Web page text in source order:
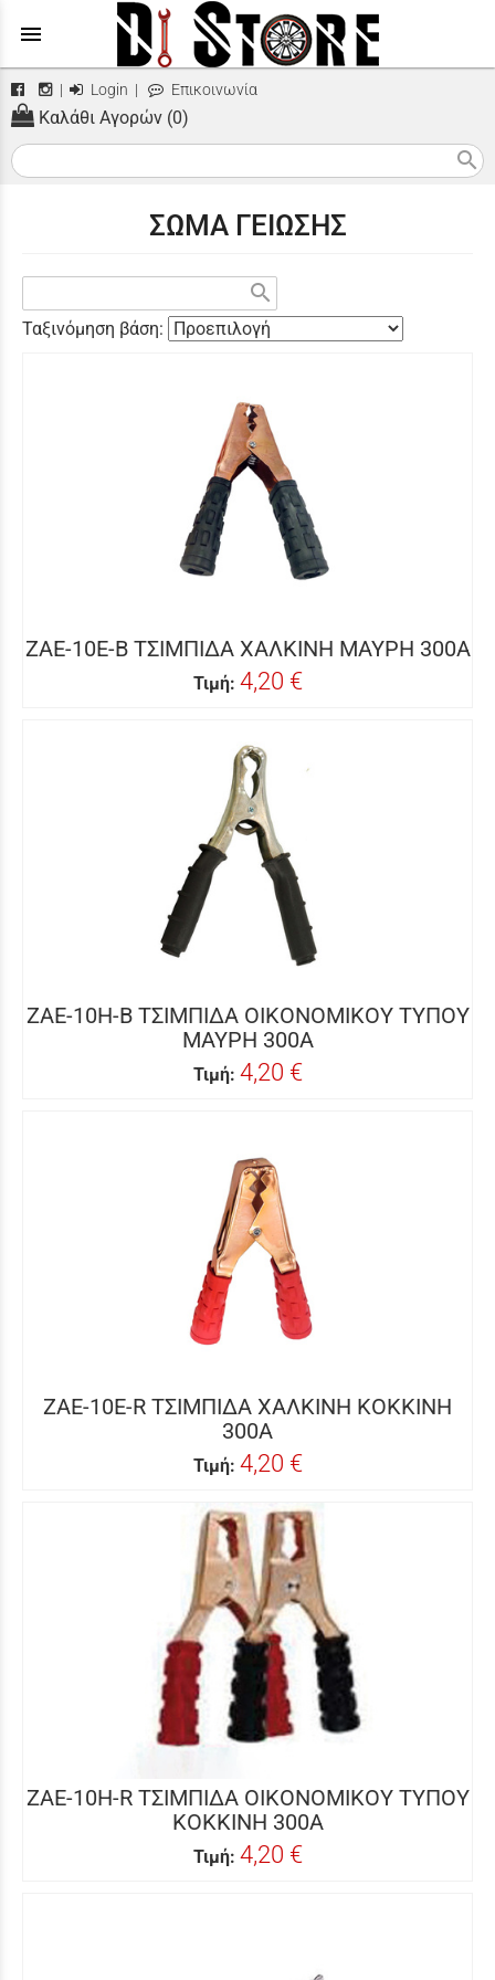
menu
| Login | Επικοινωνία
Καλάθι Αγορών (0)
search
ΣΩΜΑ ΓΕΙΩΣΗΣ
search
Ταξινόμηση βάση:
ZAE-10E-B ΤΣΙΜΠΙΔΑ ΧΑΛΚΙΝΗ ΜΑΥΡΗ 300Α
Τιμή: 4,20 €
ZAE-10H-B ΤΣΙΜΠΙΔΑ ΟΙΚΟΝΟΜΙΚΟΥ ΤΥΠΟΥ
ΜΑΥΡΗ 300Α
Τιμή: 4,20 €
ZAE-10E-R ΤΣΙΜΠΙΔΑ ΧΑΛΚΙΝΗ ΚΟΚΚΙΝΗ
300Α
Τιμή: 4,20 €
ZAE-10H-R ΤΣΙΜΠΙΔΑ ΟΙΚΟΝΟΜΙΚΟΥ ΤΥΠΟΥ
ΚΟΚΚΙΝΗ 300Α
Τιμή: 4,20 €